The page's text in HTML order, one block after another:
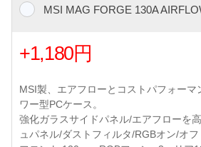
MSI MAG FORGE 130A
+1,180円
MSI製、エアフローとコストパフォーマ
ワー型PCケース。
強化ガラスサイドパネル/エアフローを
ュパネル/ダストフィルタ/RGBオン/オ